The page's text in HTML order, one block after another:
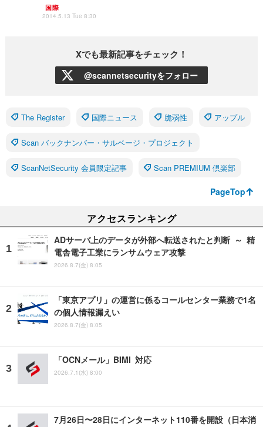
国際
2014.5.13 Tue 8:30
Xでも最新記事をチェック！
@scannetsecurityをフォロー
The Register 国際ニュース 脆弱性 アップル
Scan バックナンバー・サルベージ・プロジェクト
ScanNetSecurity 会員限定記事 Scan PREMIUM 倶楽部
PageTop
アクセスランキング
ADサーバ上のデータが外部へ転送されたと判断 ～ 精
電舎電子工業にランサムウェア攻撃
2026.8.7(金) 8:05
「東京アプリ」の運営に係るコールセンター業務で1名
の個人情報漏えい
2026.8.7(金) 8:05
「OCNメール」BIMI 対応
2026.7.1(水) 8:00
7月26日〜28日にインターネット110番を開設（日本消